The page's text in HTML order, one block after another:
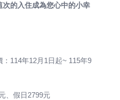
次的入住成為您心中的小幸
114年12月1日起~ 115年9
、假日2799元